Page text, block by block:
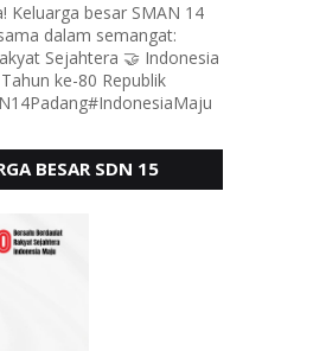
Keluarga besar SMAN 14
dalam semangat:
Sejahtera 🤝 Indonesia
ke-80 Republik
BESAR SDN 15